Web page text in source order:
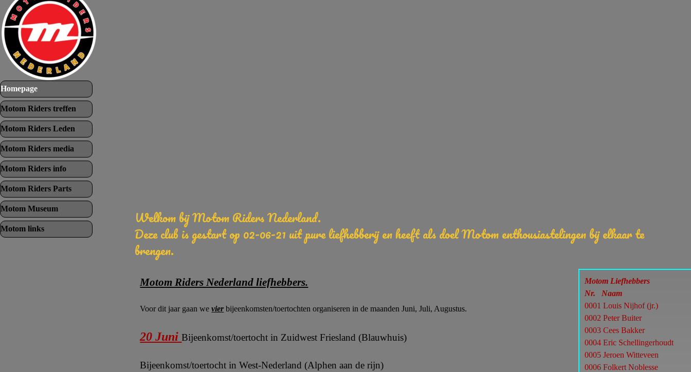
Menu overslaan
Homepage
Motom Riders treffen
Motom Riders Leden
Motom Riders media
Motom Riders info
Motom Riders Parts
Motom Museum
Motom links
Welkom bij Motom Riders Nederland.
Deze club is gestart op 02-06-21 uit pure liefhebberij en heeft als doel Motom enthousiastelingen bij elkaar te
brengen.
Motom Riders Nederland liefhebbers.
Voor dit jaar gaan wevierbijeenkomsten/toertochten organiseren in de maanden Juni, Juli, Augustus.
20 JuniBijeenkomst/toertocht in Zuidwest Friesland (Blauwhuis)
Bijeenkomst/toertocht in West-Nederland (Alphen aan de rijn)
Motom Liefhebbers
Nr. Naam
0001 Louis Nijhof (jr.)
0002 Peter Buiter
0003 Cees Bakker
0004 Eric Schellingerhoudt
0005 Jeroen Witteveen
0006 Folkert Noblesse